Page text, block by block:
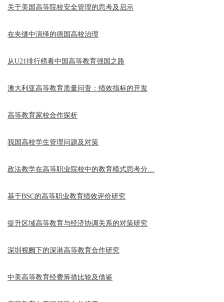
关于美国高等院校安全管理的思考及启示
在夹缝中演绎的德国高校治理
从U21排行榜看中国高等教育强国之路
澳大利亚高等教育质量问责：绩效指标的开发
高等教育家校合作探析
我国高校学生管理问题及对策
政法教学在高等职业院校中的教育模式思考分…
基于BSC的高等职业教育绩效评价研究
提升区域高等教育与经济协调关系的对策研究
深圳视阙下的深港高等教育合作研究
中美高等教育经费筹措比较及借鉴